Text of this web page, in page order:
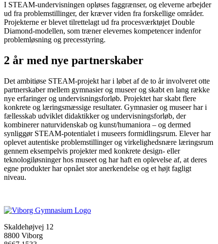
I STEAM-undervisningen opløses faggrænser, og eleverne arbejder
ud fra problemstillinger, der kræver viden fra forskellige områder.
Projekterne er blevet tilrettelagt ud fra procesværktøjet Double
Diamond-modellen, som træner elevernes kompetencer indenfor
problemløsning og precesstyring.
2 år med nye partnerskaber
Det ambitiøse STEAM-projekt har i løbet af de to år involveret otte
partnerskaber mellem gymnasier og museer og skabt en lang række
nye erfaringer og undervisningsforløb. Projektet har skabt flere
konkrete og læringsmæssige resultater. Gymnasier og museer har i
fællesskab udviklet didaktikker og undervisningsforløb, der
kombinerer naturvidenskab og kunst/humaniora – og dermed
synliggør STEAM-potentialet i museers formidlingsrum. Elever har
oplevet autentiske problemstillinger og virkelighedsnære læringsrum
gennem eksempelvis projekter med konkrete design- eller
teknologiløsninger hos museet og har haft en oplevelse af, at deres
egne produkter har opnået stor anerkendelse og et højt fagligt
niveau.
Skaldehøjvej 12
8800 Viborg